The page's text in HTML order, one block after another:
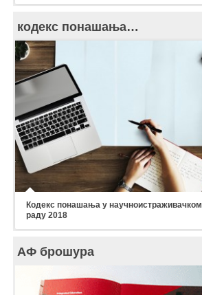
кодекс понашања…
Кодекс понашања у научноистраживачком
раду 2018
АФ брошура